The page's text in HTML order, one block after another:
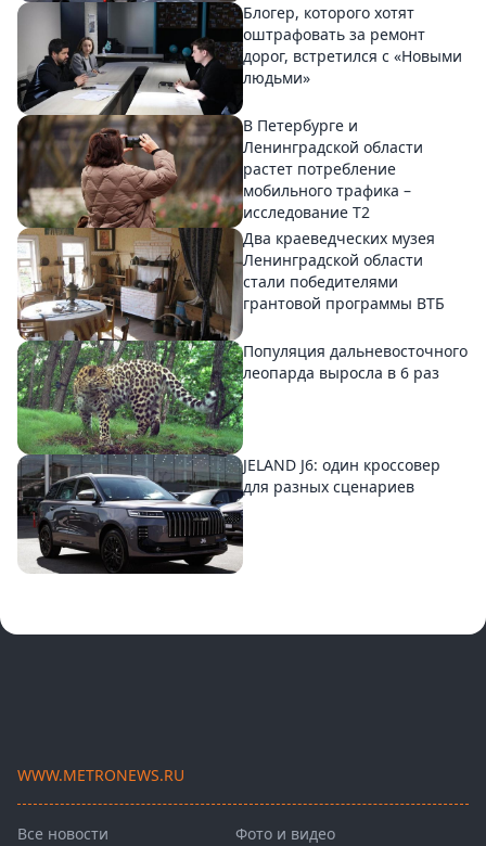
Блогер, которого хотят
оштрафовать за ремонт
дорог, встретился с «Новыми
людьми»
В Петербурге и
Ленинградской области
растет потребление
мобильного трафика –
исследование T2
Два краеведческих музея
Ленинградской области
стали победителями
грантовой программы ВТБ
Популяция дальневосточного
леопарда выросла в 6 раз
JELAND J6: один кроссовер
для разных сценариев
WWW.METRONEWS.RU
Все новости
Фото и видео